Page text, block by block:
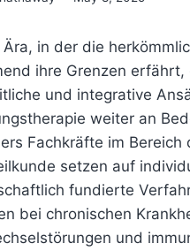
Ära, in der die
ihre Grenzen erfährt,
und integrative
weiter an
Fachkräfte im Bereich
setzen auf
fundierte
bei chronischen
und